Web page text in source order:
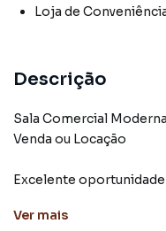
Loja de
Descrição
Sala Comercial
Venda ou Locação
Excelente
Ver mais